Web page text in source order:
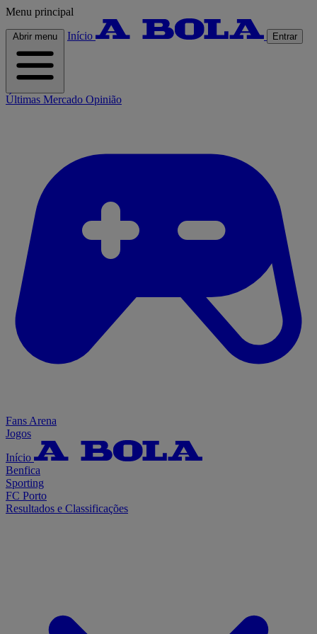
Menu principal
Abrir menu Início Entrar
Últimas Mercado Opinião
Fans Arena
Jogos
Início
Benfica
Sporting
FC Porto
Resultados e Classificações